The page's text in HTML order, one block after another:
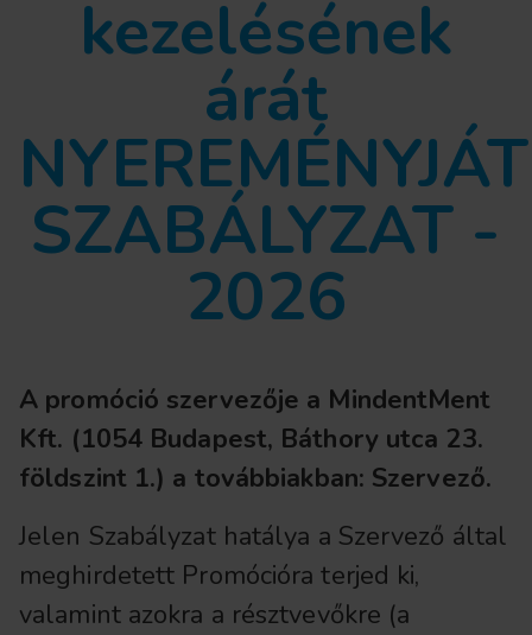
kezelésének
árát
SZABÁLYZAT -
2026
A promóció szervezője a MindentMent
Kft. (1054 Budapest, Báthory utca 23.
földszint 1.) a továbbiakban: Szervező.
Jelen Szabályzat hatálya a Szervező által
meghirdetett Promócióra terjed ki,
valamint azokra a résztvevőkre (a